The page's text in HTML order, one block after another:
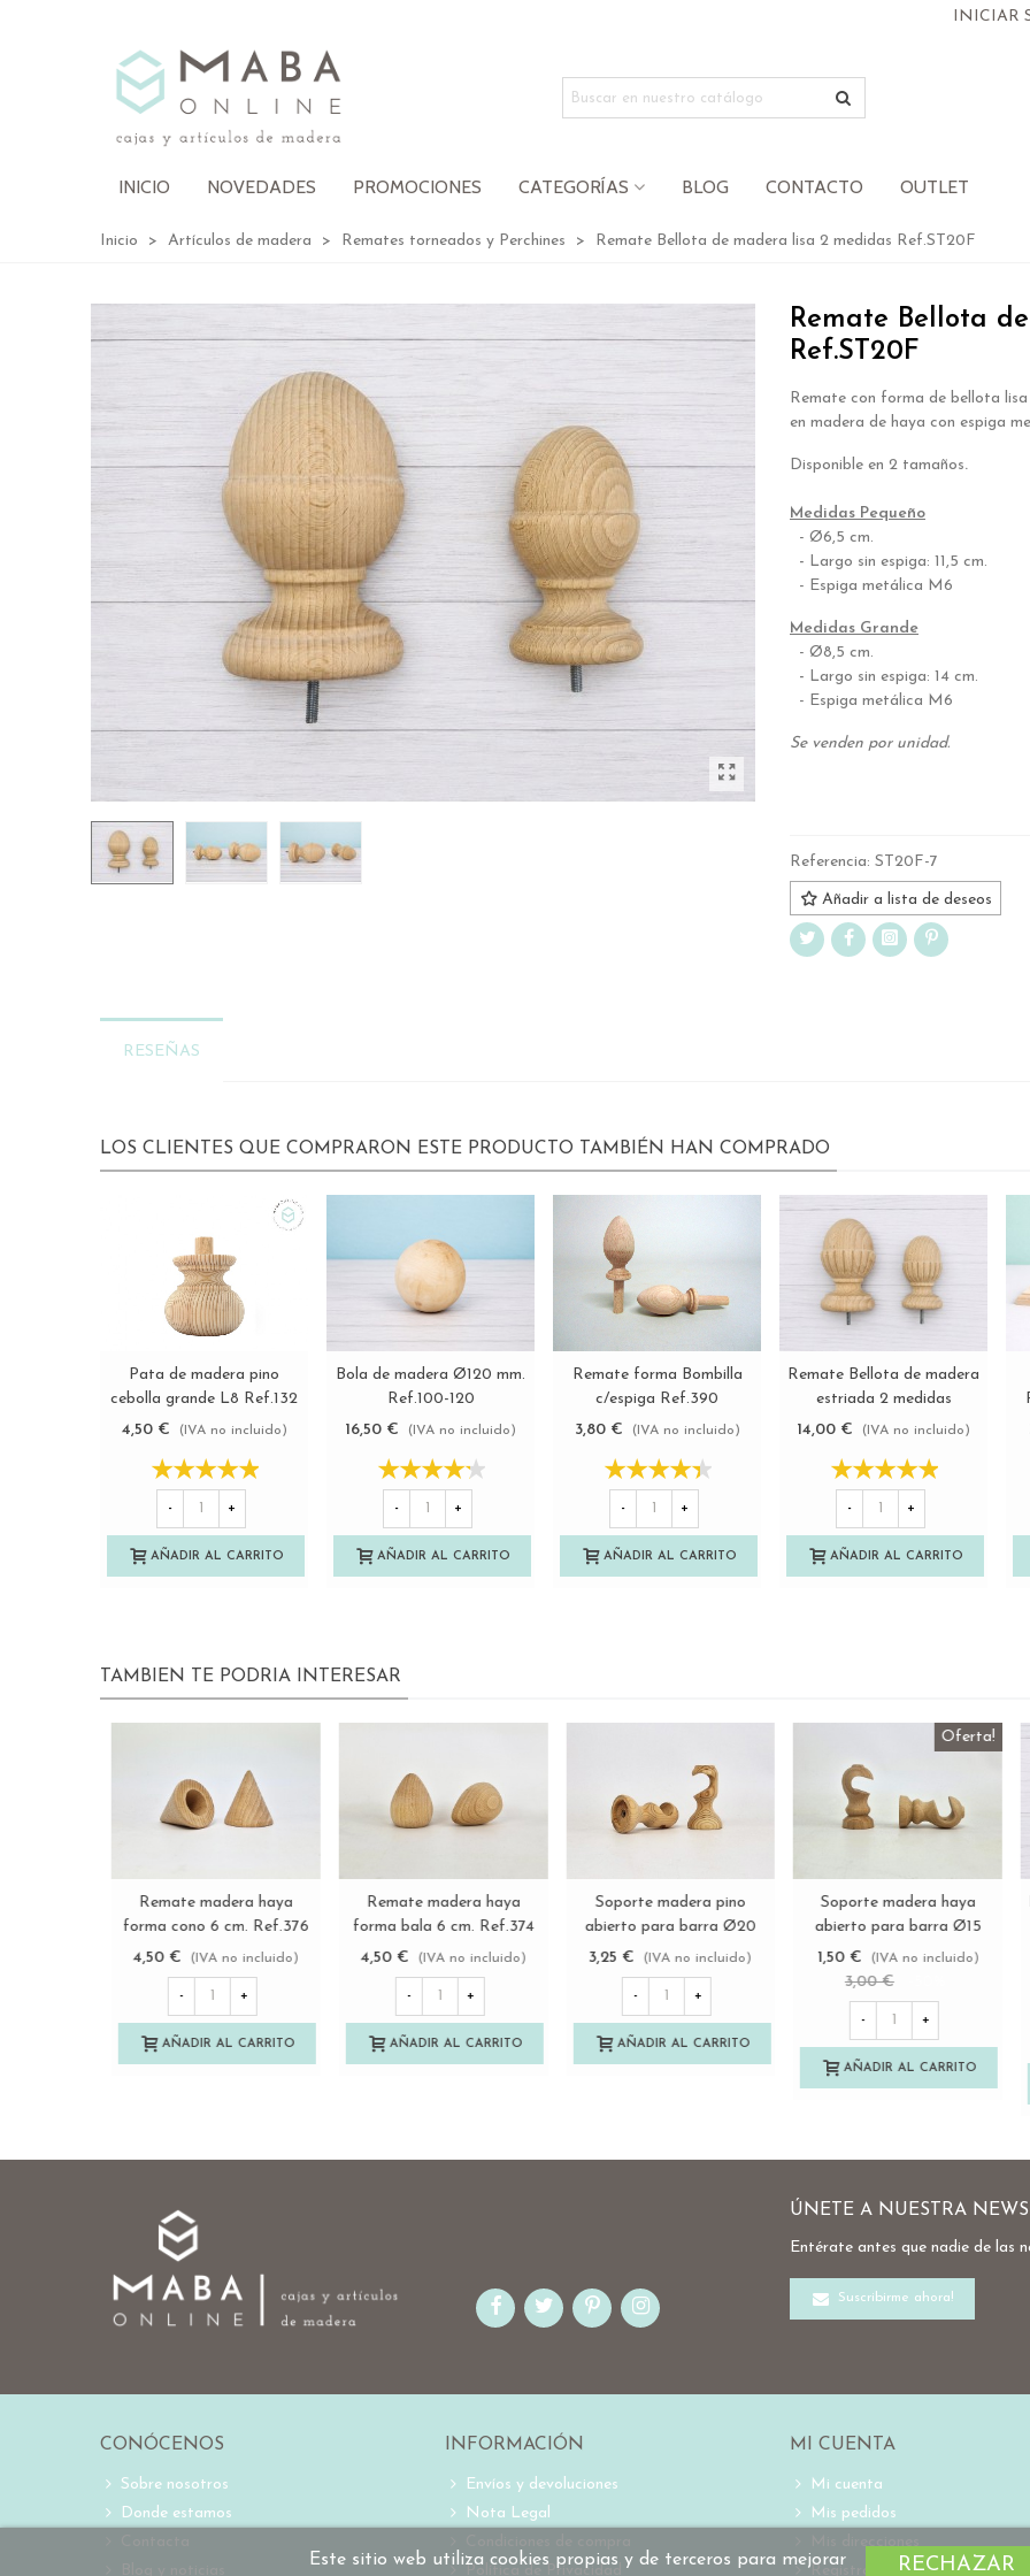
INICIAR
INICIO NOVEDADES PROMOCIONES CATEGORÍAS BLOG CONTACTO OUTLET
Inicio > Artículos de madera > Remates torneados y Perchines > Remate Bellota de madera lisa 2 medidas Ref.ST20F
Remate Bellota
Ref.ST20F
Remate con forma de bellota
en madera de haya con espiga
Disponible en 2 tamaños.
Medidas Pequeño
- Ø6,5 cm.
- Largo sin espiga: 11,5 cm.
- Espiga metálica M6
Medidas Grande
- Ø8,5 cm.
- Largo sin espiga: 14 cm.
- Espiga metálica M6
Se venden por unidad.
Referencia: ST20F-7
Añadir a lista de deseos
RESEÑAS
LOS CLIENTES QUE COMPRARON ESTE PRODUCTO TAMBIÉN HAN COMPRADO
Ver más
Pata de madera pino
cebolla grande L8 Ref.132
4,50 €
(IVA no incluido)
- +
AÑADIR AL CARRITO
Ver más
Bola de madera Ø120 mm.
Ref.100-120
16,50 €
(IVA no incluido)
- +
AÑADIR AL CARRITO
Ver más
Remate forma Bombilla
c/espiga Ref.390
3,80 €
(IVA no incluido)
- +
AÑADIR AL CARRITO
Ver más
Remate Bellota de madera
estriada 2 medidas
Ref.ST20RF
14,00 € (IVA no incluido)
- +
AÑADIR AL CARRITO
TAMBIEN TE PODRIA INTERESAR
Ver más
Remate Perfil de madera 2
acabados Ref.392P
3,50 €
(IVA no incluido)
AÑADIR AL CARRITO
Ver más
Remate madera haya
torneado chato 6 cm.
Ref.371A
5,00 € (IVA no incluido)
AÑADIR AL CARRITO
Ver más
Remate madera haya
forma cono 6 cm. Ref.376
4,50 €
(IVA no incluido)
AÑADIR AL CARRITO
Ver más
Remate madera haya
forma bala 6 cm. Ref.374
4,50 €
(IVA no incluido)
AÑADIR AL CARRITO
ÚNETE A NUESTRA
Entérate antes que nadie de las
Suscribirme ahora!
Este sitio web utiliza cookies propias y de terceros para mejorar RECHAZAR
CONÓCENOS
Sobre nosotros
Donde estamos
INFORMACIÓN
Envíos y devoluciones
Nota Legal
Política de Privacidad
MI CUENTA
Mi cuenta
Mis pedidos
Registro